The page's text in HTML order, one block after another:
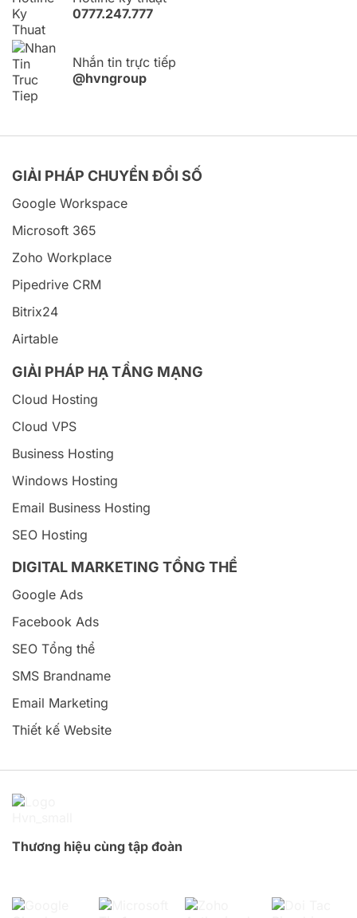
0777.247.777
Nhắn tin trực tiếp
@hvngroup
GIẢI PHÁP CHUYỂN ĐỔI SỐ
Google Workspace
Microsoft 365
Zoho Workplace
Pipedrive CRM
Bitrix24
Airtable
GIẢI PHÁP HẠ TẦNG MẠNG
Cloud Hosting
Cloud VPS
Business Hosting
Windows Hosting
Email Business Hosting
SEO Hosting
DIGITAL MARKETING TỔNG THỂ
Google Ads
Facebook Ads
SEO Tổng thể
SMS Brandname
Email Marketing
Thiết kế Website
Thương hiệu cùng tập đoàn